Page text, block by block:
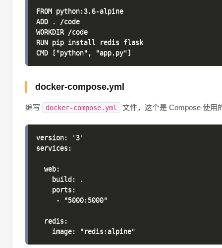
FROM python:3.6-alpine
ADD . /code
WORKDIR /code
RUN pip install redis flask
docker-compose.yml
编写 docker-compose.yml 文件，这个是 Compose 使用
version: '3'
services:
  web:
    build: .
    ports:
     - "5000:5000"
  redis: